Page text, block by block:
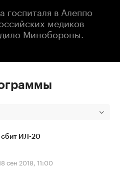
госпиталя в Алеппо
медиков
Минобороны.
сбит ИЛ-20
сен 2018, 11:00